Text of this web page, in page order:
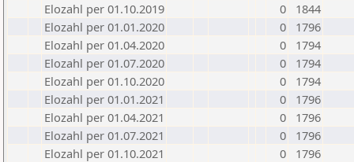
Elozahl per 01.10.2019
0
1844
Elozahl per 01.01.2020
0
1796
Elozahl per 01.04.2020
0
1794
Elozahl per 01.07.2020
0
1794
Elozahl per 01.10.2020
0
1794
Elozahl per 01.01.2021
0
1796
Elozahl per 01.04.2021
0
1796
Elozahl per 01.07.2021
0
1796
Elozahl per 01.10.2021
0
1796